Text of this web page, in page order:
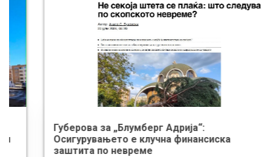
Губерова за „Блумберг Адрија“:
Осигурувањето е клучна финансиска
заштита по невреме